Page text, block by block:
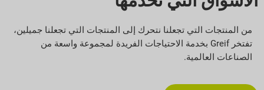
من المنتجات التي تجعلنا نتحرك إلى المنتجات التي تجعلنا جميلين،
تفتخر Greif بخدمة الاحتياجات الفريدة لمجموعة واسعة من
الصناعات العالمية.